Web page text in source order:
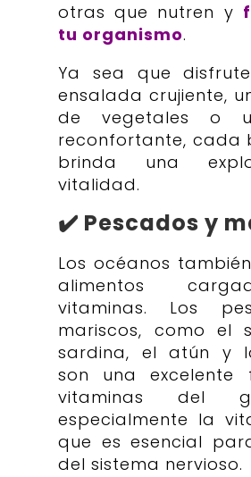
otras que nutren y
tu organismo.
Ya sea que
ensalada crujiente,
de vegetales o
reconfortante, cada
brinda una
vitalidad.
✔️ Pescados y
Los océanos
alimentos
vitaminas. Los
mariscos, como el
sardina, el atún y
son una excelente
vitaminas del
especialmente la
que es esencial
del sistema nervioso.